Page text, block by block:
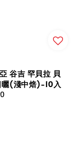
谷吉 罕貝拉 貝
曬(淺中焙)-10入